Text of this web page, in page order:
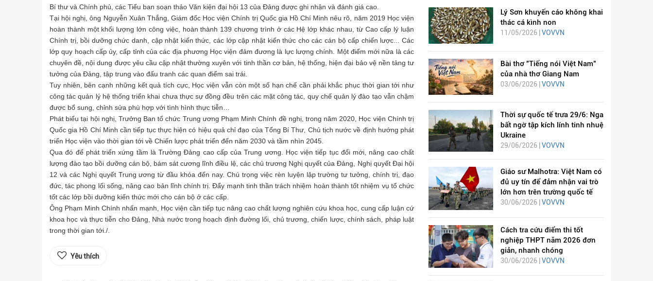
Bí thư và Chính phủ, các Tiểu ban soạn thảo Văn kiện đại hội 13 của Đảng được ghi nhận và đánh giá cao.
Tại hội nghị, ông Nguyễn Xuân Thắng, Giám đốc Học viện Chính trị Quốc gia Hồ Chí Minh nêu rõ, năm 2019 Học viện
hoàn thành một khối lượng lớn công việc, hoàn thành 139 chương trình ở các Hệ lớp khác nhau, từ Cao cấp lý luận
Chính trị, bồi dưỡng chức danh, cập nhật kiến thức, các lớp cập nhật kiến thức cho các cán bộ cấp chiến lược... Các
lớp quy hoạch cấp ủy, cấp tỉnh của các địa phương Học viện đảm đương là lực lượng chính. Một điểm mới nữa là các
chuyên đề, nội dung được yêu cầu cập nhật thường xuyên với tinh thần cơ bản, hệ thống, hiện đại bảo vệ nền tảng tư
tưởng của Đảng, tập trung vào đấu tranh các quan điểm sai trái.
Tuy nhiên, bên cạnh những kết quả tích cực, Học viện vẫn còn một số hạn chế cần phải khắc phục thời gian tới như
công tác quản lý hệ thống triển khai chưa thực sự đồng đều trên các mặt công tác, quy chế quản lý đào tạo vẫn chậm
được bổ sung, chỉnh sửa phù hợp với tình hình thực tiễn…
Phát biểu tại hội nghị, Trưởng Ban tổ chức Trung ương Phạm Minh Chính đề nghị, trong năm 2020, Học viện Chính trị
Quốc gia Hồ Chí Minh cần tiếp tục thực hiện có hiệu quả chỉ đạo của Tổng Bí Thư, Chủ tịch nước về định hướng phát
triển Học viện vào thời gian tới về Chiến lược phát triển đến năm 2030 và tầm nhìn 2045.
Qua đó để phát triển xứng tầm là Trường Đảng cao cấp của Trung ương. Học viện tiếp tục đổi mới, nâng cao chất
lượng đào tạo bồi dưỡng cán bộ, bám sát cương lĩnh điều lệ, các chủ trương Nghị quyết của Đảng, Nghị quyết Đại hội
12 và các Nghị quyết Trung ương từ đầu khóa đến nay. Chú trọng việc rèn luyện lập trường tư tưởng, chính trị, đạo
đức, tác phong lối sống, nâng cao bản lĩnh chính trị. Đẩy mạnh tinh thần trách nhiệm hoàn thành tốt nhiệm vụ tổ chức
tốt các lớp bồi dưỡng kiến thức mới cho cán bộ ở các cấp.
Ông Phạm Minh Chính nhấn mạnh, Học viện cần tiếp tục nâng cao chất lượng nghiên cứu khoa học, cung cấp luận cứ
khoa học và thực tiễn cho Đảng, Nhà nước trong hoạch định đường lối, chủ trương, chiến lược, chính sách, pháp luật
trong thời gian tới./.
Yêu thích
Lý Sơn khuyến cáo không khai
thác cá kình non
11/05/2026 | VOVVN
Bài thơ "Tiếng nói Việt Nam"
của nhà thơ Giang Nam
03/06/2026 |VOVVN
Thời sự quốc tế trưa 29/6: Nga
bất ngờ tập kích lính tinh nhuệ
Ukraine
29/06/2026 | VOVVN
Giáo sư Malhotra: Việt Nam có
đủ uy tín để đảm nhận vai trò
lớn hơn trên trường quốc tế
30/06/2026 | VOVVN
Cách tra cứu điểm thi tốt
nghiệp THPT năm 2026 đơn
giản, nhanh chóng
30/06/2026 |VOVVN